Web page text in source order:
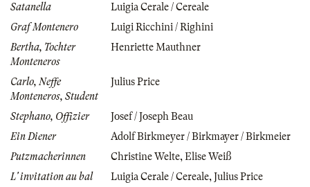
Satanella
Luigia Cerale / Cereale
Graf Montenero
Luigi Ricchini / Righini
Bertha, Tochter
Monteneros
Henriette Mauthner
Carlo, Neffe
Monteneros, Student
Julius Price
Stephano, Offizier
Josef / Joseph Beau
Ein Diener
Adolf Birkmeyer / Birkmayer / Birkmeier
Putzmacherinnen
Christine Welte, Elise Weiß
L' invitation au bal
Luigia Cerale / Cereale, Julius Price